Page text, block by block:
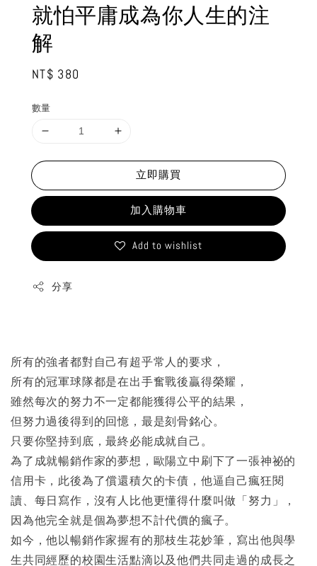
就怕平庸成為你人生的注
解
Regular
NT$ 380
數量
立即購買
加入購物車
Add to wishlist
分享
所有的強者都對自己有超乎常人的要求，
所有的冠軍球隊都是在出手奮戰後贏得榮耀，
雖然每次的努力不一定都能獲得公平的結果，
但努力過後得到的回憶，最是刻骨銘心。
只要你堅持到底，最終必能成就自己。
為了成就暢銷作家的夢想，歐陽立中刷下了一張神祕的
信用卡，此後為了償還積欠的卡債，他逼自己瘋狂閱
讀、每日寫作，沒有人比他更懂得什麼叫做「努力」，
因為他完全就是個為夢想不計代價的瘋子。
如今，他以暢銷作家握有的那枝生花妙筆，寫出他與學
生共同經歷的校園生活點滴以及他們共同走過的成長之